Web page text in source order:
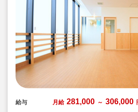
給与 月給 281,000 ～ 306,000